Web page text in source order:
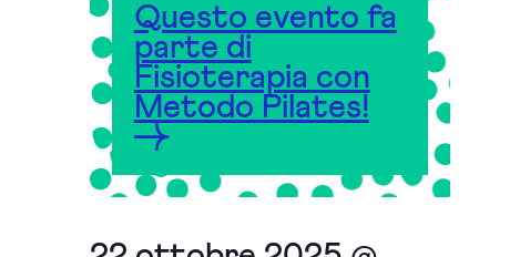
Questo evento fa
parte di
Fisioterapia con
Metodo Pilates!